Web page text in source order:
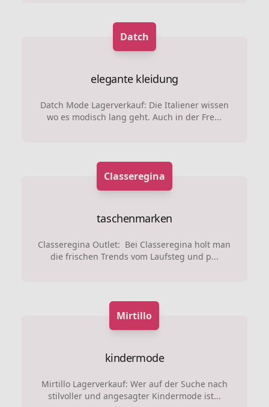
Datch
elegante kleidung
Datch Mode Lagerverkauf: Die Italiener wissen
wo es modisch lang geht. Auch in der Fre...
Classeregina
taschenmarken
Classeregina Outlet: Bei Classeregina holt man
die frischen Trends vom Laufsteg und p...
Mirtillo
kindermode
Mirtillo Lagerverkauf: Wer auf der Suche nach
stilvoller und angesagter Kindermode ist...